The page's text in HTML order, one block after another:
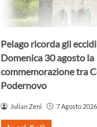
Pelago ricorda gli
Domenica 30 agosto la
commemorazione tra
Podernovo
Julian Zeni 7 Agosto 2026